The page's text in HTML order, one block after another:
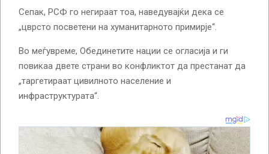
Сепак, РСФ го негираат тоа, наведувајќи дека се
„цврсто посветени на хуманитарното примирје“.
Во меѓувреме, Обединетите нации се огласија и ги
повикаа двете страни во конфликтот да престанат да
„таргетираат цивилното население и
инфраструктурата“.